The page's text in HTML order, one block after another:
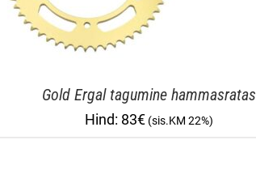
Gold Ergal tagumine hammasratas
83€